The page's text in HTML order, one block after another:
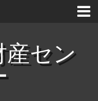
産セン